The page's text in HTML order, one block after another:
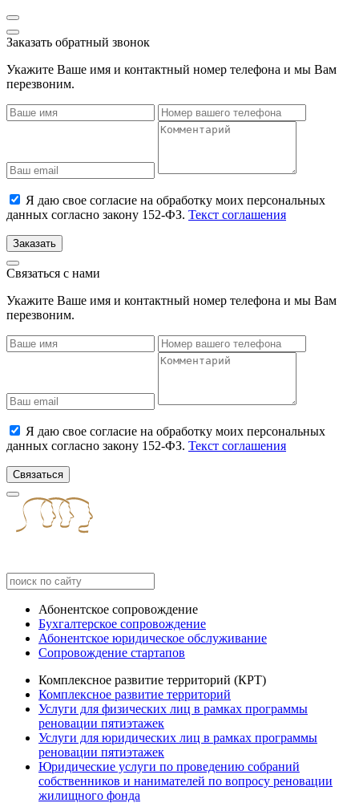
Заказать обратный звонок
Укажите Ваше имя и контактный номер телефона и мы Вам
перезвоним.
Я даю свое согласие на обработку моих персональных
данных согласно закону 152-ФЗ. Текст соглашения
Заказать
Связаться с нами
Укажите Ваше имя и контактный номер телефона и мы Вам
перезвоним.
Я даю свое согласие на обработку моих персональных
данных согласно закону 152-ФЗ. Текст соглашения
Связаться
Абонентское сопровождение
Бухгалтерское сопровождение
Абонентское юридическое обслуживание
Сопровождение стартапов
Комплексное развитие территорий (КРТ)
Комплексное развитие территорий
Услуги для физических лиц в рамках программы
реновации пятиэтажек
Услуги для юридических лиц в рамках программы
реновации пятиэтажек
Юридические услуги по проведению собраний
собственников и нанимателей по вопросу реновации
жилищного фонда